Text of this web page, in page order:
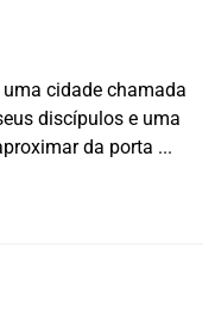
cidade chamada
discípulos e uma
da porta